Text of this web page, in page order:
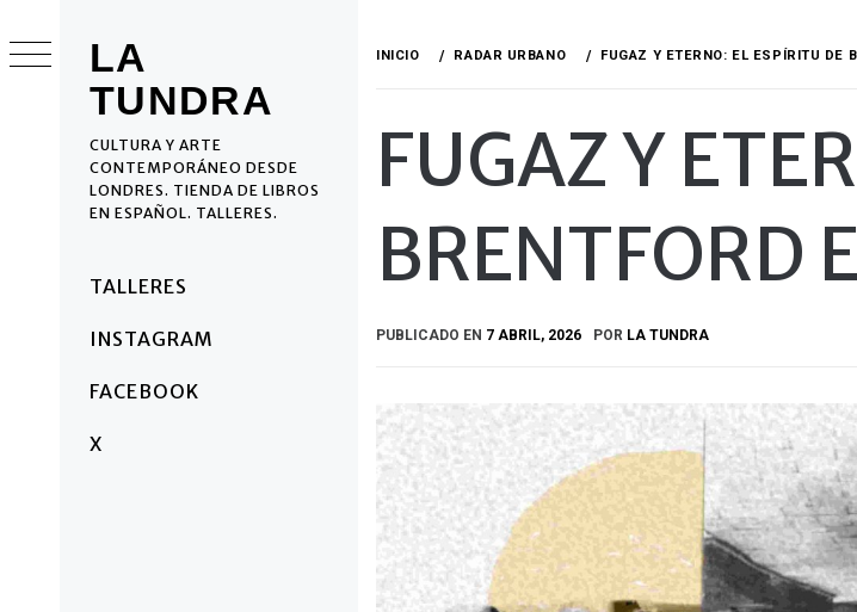
LA
TUNDRA
CULTURA Y ARTE
CONTEMPORÁNEO DESDE
LONDRES. TIENDA DE LIBROS
EN ESPAÑOL. TALLERES.
principal
TALLERES
INSTAGRAM
FACEBOOK
X
al
contenido
INICIO RADAR URBANO FUGAZ Y ETERNO: EL ESPÍRITU DE
FUGAZ Y
BRENTFORD
PUBLICADO EN 7 ABRIL, 2026 POR LA TUNDRA